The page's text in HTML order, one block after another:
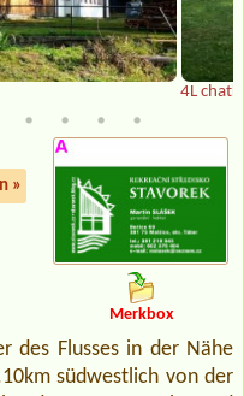
4L
»
Merkbox
des Flusses in der Nähe
südwestlich von der